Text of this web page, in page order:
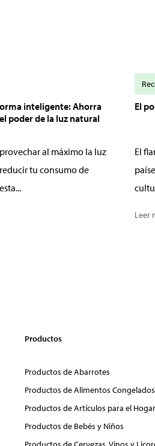
inteligente: Ahorra
poder de la luz natural
al máximo la luz
tu consumo de
El
El
Leer
Productos
Productos de Abarrotes
Productos de Alimentos Congelados
Productos de Artículos para el Hogar
Productos de Bebés y Niños